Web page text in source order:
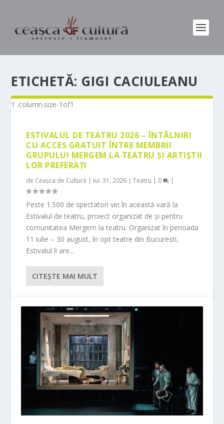
ETICHETĂ: GIGI CACIULEANU
ESTIVALUL DE TEATRU 2026 – ÎNTÂLNIRI
CU ACCES GRATUIT ÎNTRE MEMBRII
GRUPULUI MERGEM LA TEATRU ȘI ARTIȘTII
LOR PREFERAȚI
de Ceașca de Cultură | iul. 31, 2026 |Teatru | 0 |
Peste 1.500 de spectatori vin în această vară la
Estivalul de teatru, proiect organizat de și pentru
comunitatea Mergem la teatru. Organizat în perioada
11 iulie – 30 august, în opt teatre din București,
Estivalul îi are...
CITEŞTE MAI MULT